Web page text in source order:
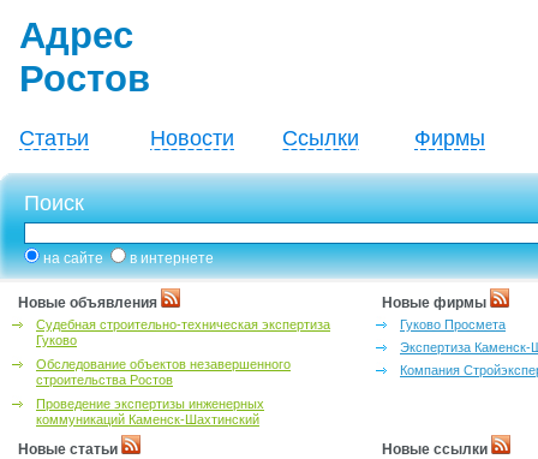
Адрес
Ростов
Статьи Новости Ссылки Фирмы
Поиск
на сайте в интернете
Новые объявления
Судебная строительно-техническая экспертиза
Гуково
Обследование объектов незавершенного
строительства Ростов
Проведение экспертизы инженерных
коммуникаций Каменск-Шахтинский
Новые фирмы
Гуково Просмета
Экспертиза Каменск-
Компания
Новые статьи Новые ссылки